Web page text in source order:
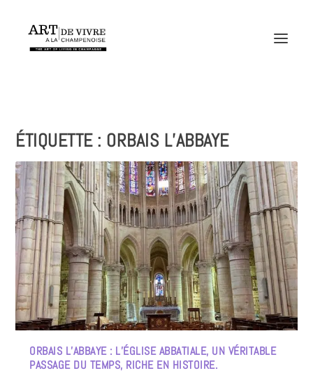
ÉTIQUETTE : ORBAIS L’ABBAYE
ORBAIS L’ABBAYE : L’ÉGLISE ABBATIALE, UN VÉRITABLE
PASSAGE DU TEMPS, RICHE EN HISTOIRE.